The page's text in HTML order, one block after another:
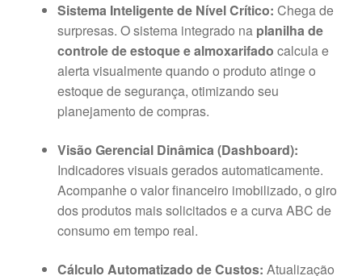
Sistema Inteligente de Nível Crítico: Chega de
surpresas. O sistema integrado na planilha de
controle de estoque e almoxarifado calcula e
alerta visualmente quando o produto atinge o
estoque de segurança, otimizando seu
planejamento de compras.
Visão Gerencial Dinâmica (Dashboard):
Indicadores visuais gerados automaticamente.
Acompanhe o valor financeiro imobilizado, o giro
dos produtos mais solicitados e a curva ABC de
consumo em tempo real.
Cálculo Automatizado de Custos: Atualização